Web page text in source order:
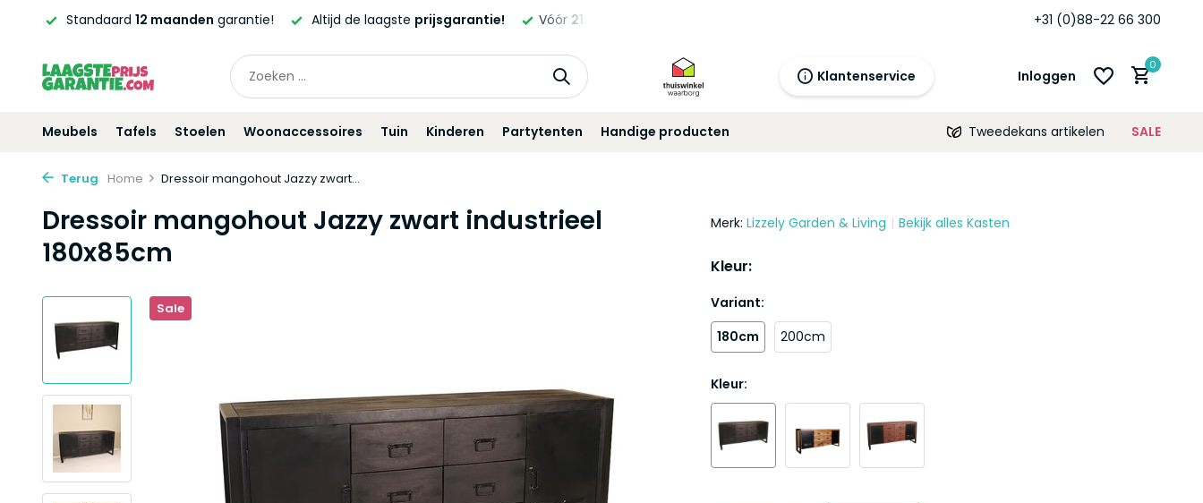
Altijd de laagsteprijsgarantie! Vóór21:00 besteld,morgengeleverd!* Standaard +31 (0)88-22 66 300
Klantenservice Inloggen
morgen
0
Meubels Tafels Stoelen Woonaccessoires Tuin Kinderen Partytenten Handige producten Tweedekans artikelen SALE
Terug Home Dressoir mangohout Jazzy zwart...
Dressoir mangohout Jazzy zwart industrieel
180x85cm
Sale
Merk: Lizzely Garden & Living Bekijk alles Kasten
Kleur:
Variant:
180cm
200cm
Kleur: